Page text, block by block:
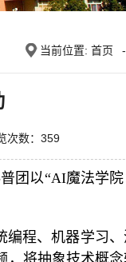
当前位置: 首页
数： 359
团以“AI魔法学
编程、机器学习